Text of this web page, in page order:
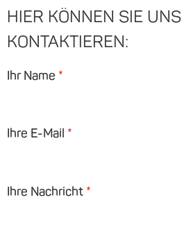
HIER KÖNNEN SIE UNS
KONTAKTIEREN:
Ihr Name *
Ihre E-Mail *
Ihre Nachricht *